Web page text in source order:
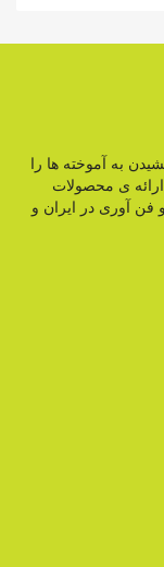
به آموخته ها را
ارائه ی محصولات
آوری در ایران و